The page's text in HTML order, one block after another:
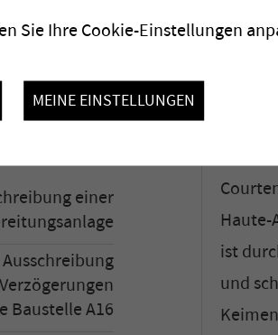
Chlorung
Porrentruy
Porrentruy
einer
Baustelle A16
rasch
die
Haute-
ist
und
Sie Ihre Cookie-Einstellungen
MEINE EINSTELLUNGEN